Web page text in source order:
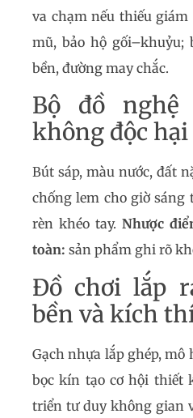
va chạm nếu thiếu
mũ, bảo hộ gối–khuỷu;
bền, đường may chắc.
Bộ đồ nghệ
không độc hại
Bút sáp, màu nước, đất
chống lem cho giờ sáng
rèn khéo tay. Nhược
toàn: sản phẩm ghi rõ
Đồ chơi lắp
bền và kích
Gạch nhựa lắp ghép,
bọc kín tạo cơ hội thiết
triển tư duy không gian